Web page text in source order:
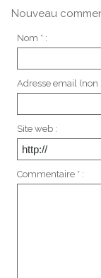
Nouveau
Nom * :
Adresse email (non
Site web :
Commentaire * :